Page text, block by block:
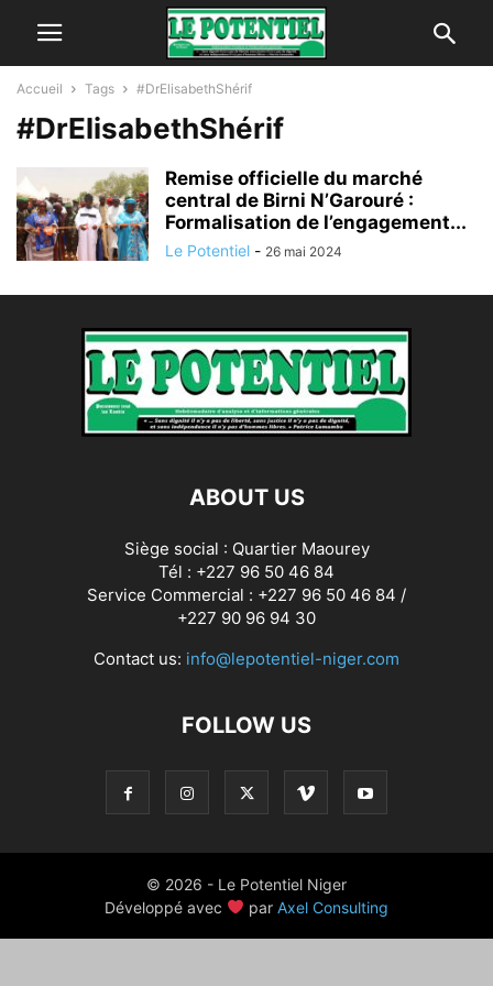
Accueil Tags #DrElisabethShérif
#DrElisabethShérif
Remise officielle du marché
central de Birni N’Garouré :
Formalisation de l’engagement...
Le Potentiel - 26 mai 2024
ABOUT US
Siège social : Quartier Maourey
Tél : +227 96 50 46 84
Service Commercial : +227 96 50 46 84 /
+227 90 96 94 30
Contact us: info@lepotentiel-niger.com
FOLLOW US
© 2026 - Le Potentiel Niger
Développé avec
par Axel Consulting